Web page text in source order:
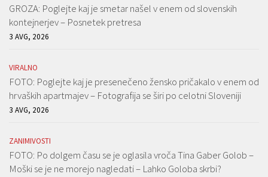
GROZA: Poglejte kaj je smetar našel v enem od slovenskih
kontejnerjev – Posnetek pretresa
3 AVG, 2026
VIRALNO
FOTO: Poglejte kaj je presenečeno žensko pričakalo v enem od
hrvaških apartmajev – Fotografija se širi po celotni Sloveniji
3 AVG, 2026
ZANIMIVOSTI
FOTO: Po dolgem času se je oglasila vroča Tina Gaber Golob –
Moški se je ne morejo nagledati – Lahko Goloba skrbi?